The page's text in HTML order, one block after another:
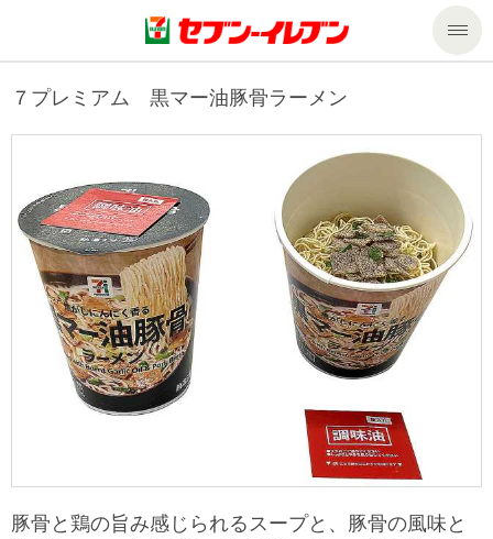
商品のご案内
今週の新商品
来週の新商品
商品カテゴリ一覧
セブンプレミアム
ギフト
サービス
サービストップ
nanacoトップ
マルチコピー機でできること
コピー
宅配便
チケットサービス
企業情報
企業情報トップ
ニュースリリース
企業理念
私たちの取組み
サステナビリティ
セブン＆アイ・ホールディングスの重点課題
７プレミアム 黒マー油豚骨ラーメン
豚骨と鶏の旨み感じられるスープと、豚骨の風味と